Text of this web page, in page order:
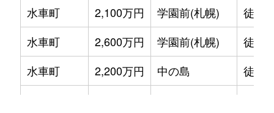
水車町
2,100万円 学園前(札幌)
徒歩
水車町
2,600万円 学園前(札幌)
徒歩
水車町
2,200万円 中の島
徒歩